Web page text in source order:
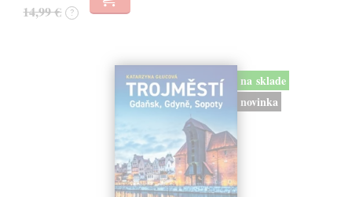
14,99 € ?
na sklade
novinka